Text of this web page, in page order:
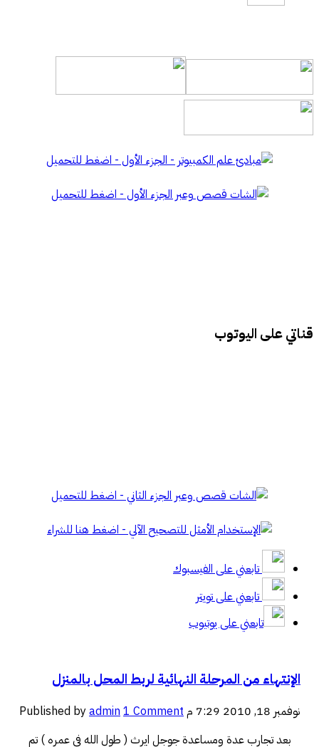
قناتي على اليوتوب
تابعني على الفيسبوك
تابعني على تويتر
تابعني على يوتيوب
الإنتهاء من المرحلة النهائية لربط المحل بالمنزل
نوفمبر 18, 2010 7:29 م Published byadmin1 Comment
بعد تجارب عدة ومساعدة جوجل ايرث ( طول الله في عمره ) تم